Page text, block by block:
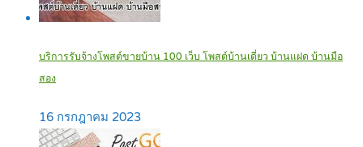
บริการรับจ้างโพสต์ขายบ้าน 100 เว็บ โพสต์บ้านเดี่ยว บ้านแฝด บ้านมือ
สอง
16 กรกฎาคม 2023